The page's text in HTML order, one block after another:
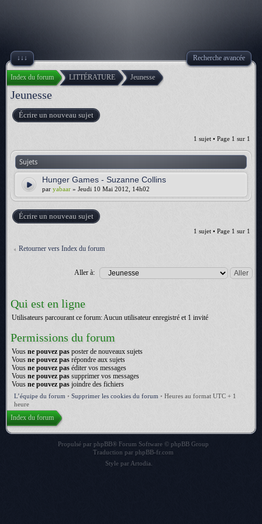
↓↓↓ Recherche avancée
Index du forum LITTÉRATURE Jeunesse
Jeunesse
Écrire un nouveau sujet
1 sujet • Page 1 sur 1
Sujets
Hunger Games - Suzanne Collins
par yabaar » Jeudi 10 Mai 2012, 14h02
Écrire un nouveau sujet
1 sujet • Page 1 sur 1
Retourner vers Index du forum
Aller à:
Qui est en ligne
Utilisateurs parcourant ce forum: Aucun utilisateur enregistré et 1 invité
Permissions du forum
Vous ne pouvez pas poster de nouveaux sujets
Vous ne pouvez pas répondre aux sujets
Vous ne pouvez pas éditer vos messages
Vous ne pouvez pas supprimer vos messages
Vous ne pouvez pas joindre des fichiers
L’équipe du forum • Supprimer les cookies du forum • Heures au format UTC + 1
heure
Index du forum
Propulsé par phpBB® Forum Software © phpBB Group
Traduction par phpBB-fr.com
Style par Artodia